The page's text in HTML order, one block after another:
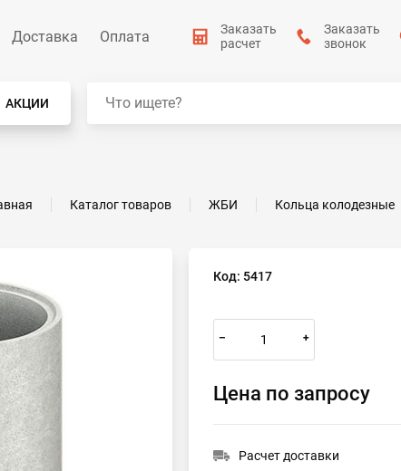
Доставка Оплата
Заказать
расчет
Заказать
звонок
АКЦИИ
Каталог товаров ЖБИ Кольца колодезные
Код: 5417
– +
Цена по запросу
Расчет доставки